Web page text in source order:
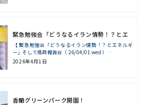
緊急勉強会「どうなるイラン情勢！？とエ
ネルギー」そして県政報告会
【 緊急勉強会「どうなるイラン情勢！？とエネルギ
ー」そして県政報告会（ 26/04/01 wed ）…
2026年4月1日
香蘭グリーンパーク開園！